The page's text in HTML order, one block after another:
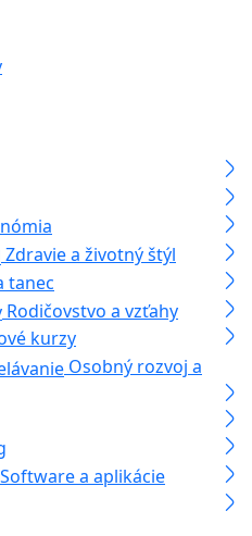
Zdravie a životný štýl
tanec
Rodičovstvo a vzťahy
kurzy
Osobný rozvoj a
Software a aplikácie